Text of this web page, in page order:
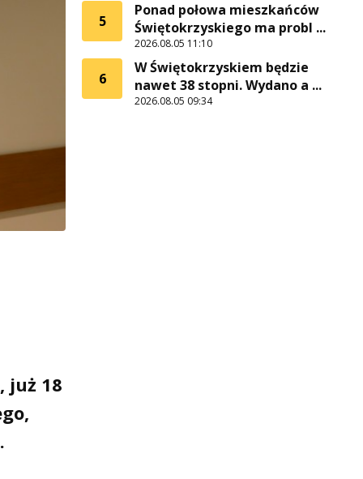
już 18
5
Ponad połowa mieszkańców
Świętokrzyskiego ma probl ...
2026.08.05 11:10
6
W Świętokrzyskiem będzie
nawet 38 stopni. Wydano a ...
2026.08.05 09:34